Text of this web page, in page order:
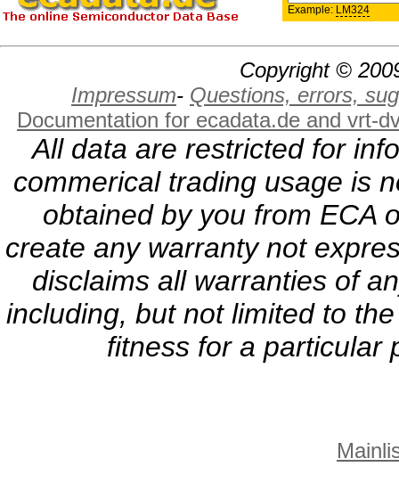
Example: LM324
Copyright ©
Impressum- Questions, errors,
Documentation for ecadata.de and vrt-
All data are restricted for
commerical trading usage is
obtained by you from ECA
create any warranty not
disclaims all warranties of
including, but not limited to
fitness for a particular